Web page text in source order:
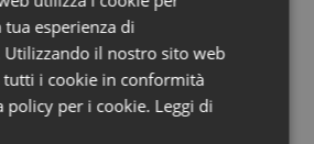
impianti
in Congo. Oms e Africa Cdc:
più veloce della risposta”.
4mila casi e 1.801 morti
esperienza di
Utilizzando il nostro sito web
tutti i cookie in conformità
policy per i cookie. Leggi di